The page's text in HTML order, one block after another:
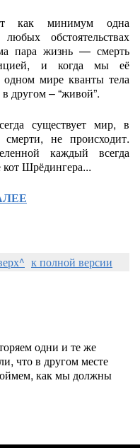
как минимум одна
обстоятельствах
пара жизнь — смерть
и когда мы её
мире кванты тела
другом – “живой”.
существует мир, в
не происходит.
каждый всегда
кот Шрёдингера...
к полной версии
одни и те же
что в другом месте
как мы должны